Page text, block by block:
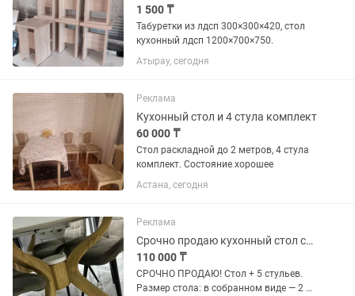
1 500 ₸
Табуретки из лдсп 300×300×420, стол
кухонный лдсп 1200×700×750.
Атырау, сегодня
Реклама
Кухонный стол и 4 стула комплект
60 000 ₸
Стол раскладной до 2 метров, 4 стула
комплект. Состояние хорошее
Астана, сегодня
Реклама
Срочно продаю кухонный стол стулья
110 000 ₸
СРОЧНО ПРОДАЮ! Стол + 5 стульев.
Размер стола: в собранном виде — 2 м,